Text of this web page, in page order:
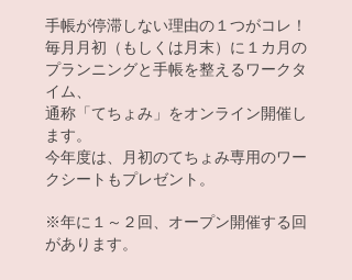
手帳が停滞しない理由の１つがコレ！
毎月月初（もしくは月末）に１カ月の
プランニングと手帳を整えるワークタ
イム、
通称「てちょみ」をオンライン開催し
ます。
今年度は、月初のてちょみ専用のワー
クシートもプレゼント。
※年に１～２回、オープン開催する回
があります。